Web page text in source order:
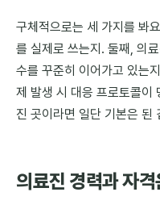
구체적으로는 세 가지를 봐
를 실제로 쓰는지. 둘째, 의
수를 꾸준히 이어가고 있는
제 발생 시 대응 프로토콜이
진 곳이라면 일단 기본은 된
의료진 경력과 자